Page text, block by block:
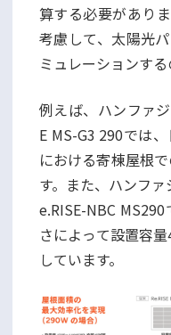
算する必要があり
考慮して、太陽光
ミュレーションする
例えば、ハンファ
E MS-G3 290では
における寄棟屋根
す。また、ハンフ
e.RISE-NBC
さによって設置容
しています。